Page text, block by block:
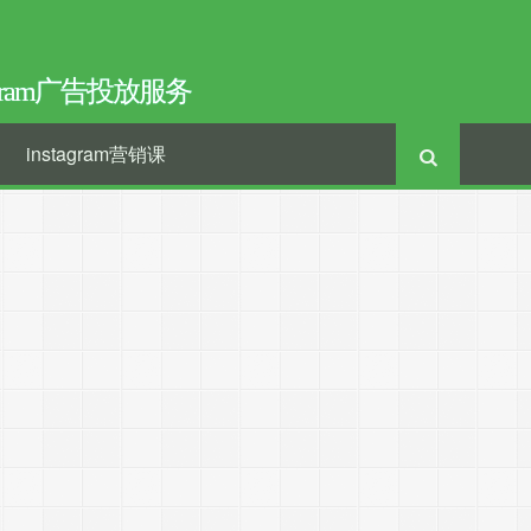
广告投放服务
instagram营销课